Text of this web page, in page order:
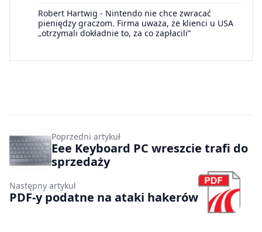
Robert Hartwig - Nintendo nie chce zwracać
pieniędzy graczom. Firma uważa, że klienci u USA
„otrzymali dokładnie to, za co zapłacili”
Poprzedni artykuł
Eee Keyboard PC wreszcie trafi do
sprzedaży
Następny artykuł
PDF-y podatne na ataki hakerów